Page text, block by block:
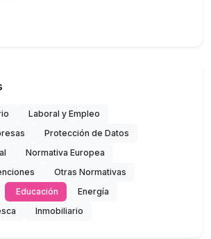
Laboral y Empleo
Protección de Datos
Normativa Europea
Otras Normativas
Educación
Energía
Inmobiliario